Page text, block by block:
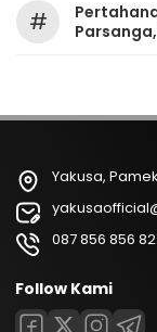
#
Yakusa,
087 856 856
Follow Kami